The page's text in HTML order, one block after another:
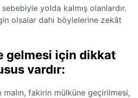
sebebiyle yolda kalmış olanlardır.
olsalar dahi böylelerine zekât
gelmesi için dikkat
vardır:
fakirin mülküne geçirilmesi,